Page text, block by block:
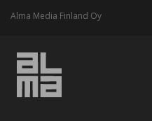
Alma Media Finland Oy